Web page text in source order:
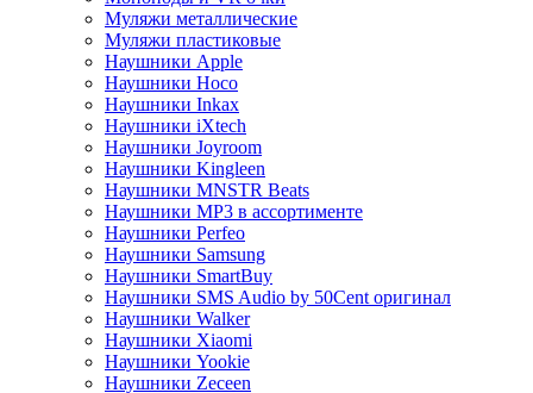
Муляжи металлические
Муляжи пластиковые
Наушники Apple
Наушники Hoco
Наушники Inkax
Наушники iXtech
Наушники Joyroom
Наушники Kingleen
Наушники MNSTR Beats
Наушники MP3 в ассортименте
Наушники Perfeo
Наушники Samsung
Наушники SmartBuy
Наушники SMS Audio by 50Cent оригинал
Наушники Walker
Наушники Xiaomi
Наушники Yookie
Наушники Zeceen